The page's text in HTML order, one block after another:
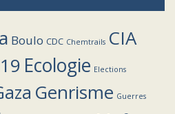
Boulo CDC Chemtrails CIA
Ecologie Elections
Genrisme Guerres